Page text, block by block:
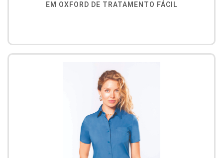
EM OXFORD DE TRATAMENTO FÁCIL